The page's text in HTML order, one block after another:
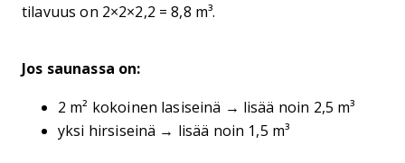
tilavuus on 2×2×2,2 = 8,8 m³.
Jos saunassa on:
2 m² kokoinen lasiseinä → lisää noin 2,5 m³
yksi hirsiseinä → lisää noin 1,5 m³